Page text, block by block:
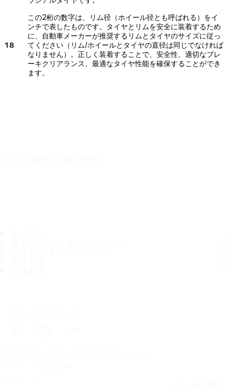
18
この2桁の数字は、リム径（ホイール径とも呼ばれる）をイ
ンチで表したものです。タイヤとリムを安全に装着するため
に、自動車メーカーが推奨するリムとタイヤのサイズに従っ
てください（リム/ホイールとタイヤの直径は同じでなければ
なりません）。正しく装着することで、安全性、適切なブレ
ーキクリアランス、最適なタイヤ性能を確保することができ
ます。